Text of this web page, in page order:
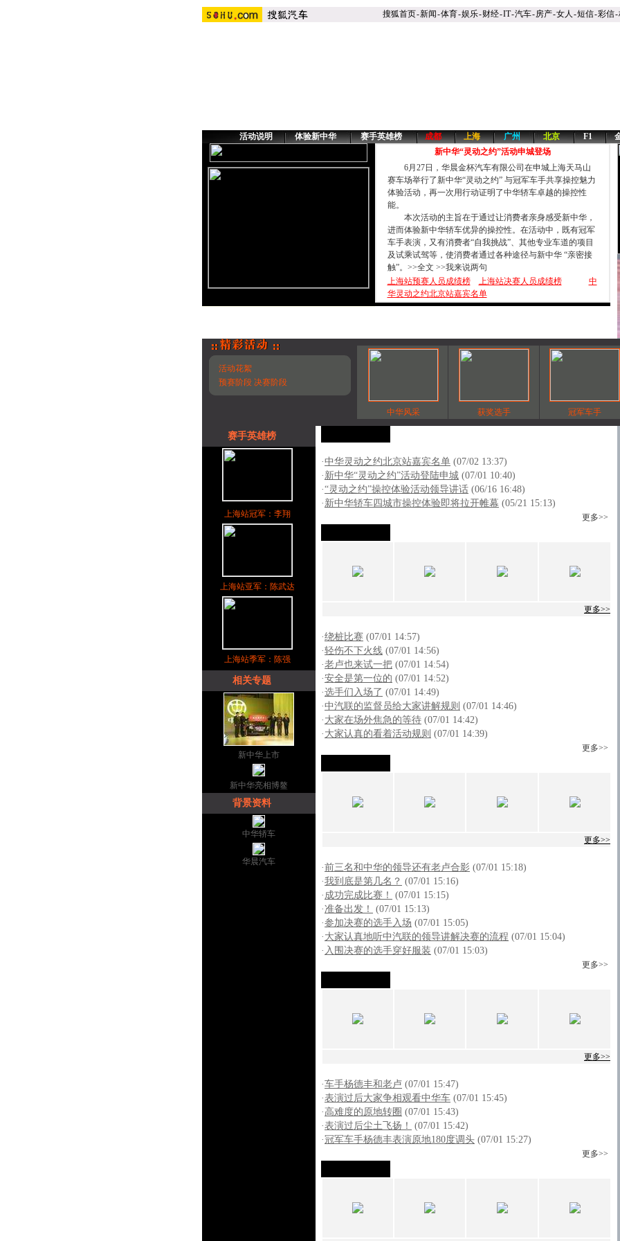
搜狐首页-新闻-体育-娱乐-财经-IT-汽车-房产-女人 -短信-彩信-
活动说明 体验新中华 赛手英雄榜 成都 上海 广州 北京 F1
新中华“灵动之约”活动申城登场
6月27日，华晨金杯汽车有限公司在申城上海天马山
赛车场举行了新中华“灵动之约” 与冠军车手共享操控魅力
体验活动，再一次用行动证明了中华轿车卓越的操控性
能。
本次活动的主旨在于通过让消费者亲身感受新中华，
进而体验新中华轿车优异的操控性。在活动中，既有冠军
车手表演，又有消费者“自我挑战”、其他专业车道的项目
及试乘试驾等，使消费者通过各种途径与新中华 “亲密接
触”。 >>全文 >>我来说两句
上海站预赛人员成绩榜
上海站决赛人员成绩榜
中
华灵动之约北京站嘉宾名单
活动花絮
预赛阶段 决赛阶段
中华风采 获奖选手 冠军车手
赛手英雄榜
上海站冠军：李翔
上海站亚军：陈武达
上海站季军：陈强
相关专题
新中华上市
新中华亮相博鳌
背景资料
中华轿车
华晨汽车
·中华灵动之约北京站嘉宾名单 (07/02 13:37)
· 新中华“灵动之约”活动登陆申城 (07/01 10:40)
·“灵动之约”操控体验活动领导讲话 (06/16 16:48)
· 新中华轿车四城市操控体验即将拉开帷幕 (05/21 15:13)
更多>>
更多>>
·绕桩比赛 (07/01 14:57)
·轻伤不下火线 (07/01 14:56)
·老卢也来试一把 (07/01 14:54)
·安全是第一位的 (07/01 14:52)
·选手们入场了 (07/01 14:49)
·中汽联的监督员给大家讲解规则 (07/01 14:46)
· 大家在场外焦急的等待 (07/01 14:42)
· 大家认真的看着活动规则 (07/01 14:39)
更多>>
更多>>
·前三名和中华的领导还有老卢合影 (07/01 15:18)
·我到底是第几名？ (07/01 15:16)
· 成功完成比赛！
(07/01 15:15)
·准备出发！
(07/01 15:13)
·参加决赛的选手入场 (07/01 15:05)
· 大家认真地听中汽联的领导讲解决赛的流程 (07/01 15:04)
· 入围决赛的选手穿好服装 (07/01 15:03)
更多>>
更多>>
·车手杨德丰和老卢 (07/01 15:47)
·表演过后大家争相观看中华车 (07/01 15:45)
· 高难度的原地转圈 (07/01 15:43)
·表演过后尘土飞扬！
(07/01 15:42)
·冠军车手杨德丰表演原地180度调头 (07/01 15:27)
更多>>